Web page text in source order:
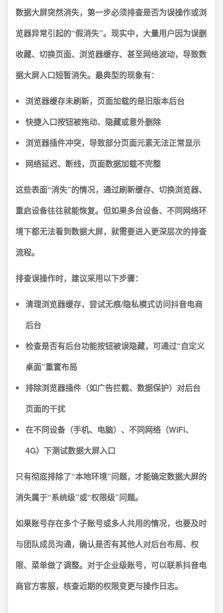
数据大屏突然消失，第一步必须排查是否为误操作或浏
览器异常引起的“假消失”。 现实中，大量用户因为误删
收藏、切换页面、浏览器缓存、甚至网络波动，导致数
据大屏入口短暂消失。最典型的现象有：
浏览器缓存未刷新，页面加载的是旧版本后台
快捷入口按钮被拖动、隐藏或意外删除
浏览器插件冲突，导致部分页面元素无法正常显示
网络延迟、断线，页面数据加载不完整
这些表面“消失”的情况，通过刷新缓存、切换浏览器、
重启设备往往就能恢复。 但如果多台设备、不同网络环
境下都无法看到数据大屏，就需要进入更深层次的排查
流程。
排查误操作时，建议采用以下步骤：
清理浏览器缓存，尝试无痕/隐私模式访问抖音电商
后台
检查是否有后台功能按钮被误隐藏，可通过“自定义
桌面”重置布局
排除浏览器插件（如广告拦截、数据保护）对后台
页面的干扰
在不同设备（手机、电脑）、不同网络（WiFi、
4G）下测试数据大屏入口
只有彻底排除了“本地环境”问题，才能确定数据大屏的
消失属于“系统级”或“权限级”问题。
如果账号存在多个子账号或多人共用的情况，也要及时
与团队成员沟通，确认是否有其他人对后台布局、权
限、菜单做了调整。对于企业级账号，可以联系抖音电
商官方客服，核查近期的权限变更与操作日志。